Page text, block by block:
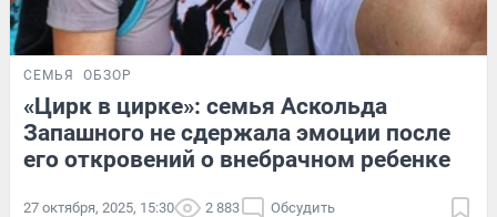
СЕМЬЯ ОБЗОР
«Цирк в цирке»: семья Аскольда
Запашного не сдержала эмоции после
его откровений о внебрачном ребенке
27 октября, 2025, 15:30 2 883 Обсудить